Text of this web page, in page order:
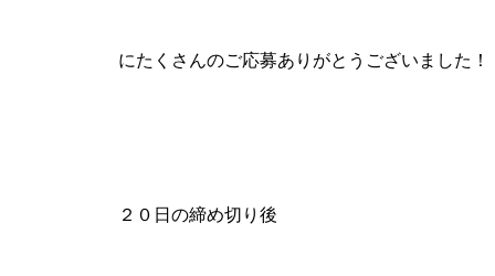
にたくさんのご応募ありがとうございました！
２０日の締め切り後